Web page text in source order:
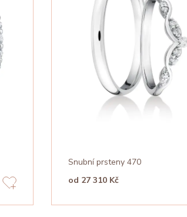
Snubní prsteny 470
od 27 310 Kč